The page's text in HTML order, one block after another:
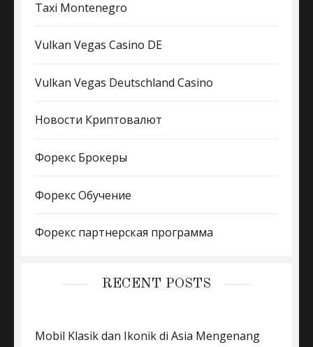
Taxi Montenegro
Vulkan Vegas Casino DE
Vulkan Vegas Deutschland Casino
Новости Криптовалют
Форекс Брокеры
Форекс Обучение
Форекс партнерская программа
RECENT POSTS
Mobil Klasik dan Ikonik di Asia Mengenang